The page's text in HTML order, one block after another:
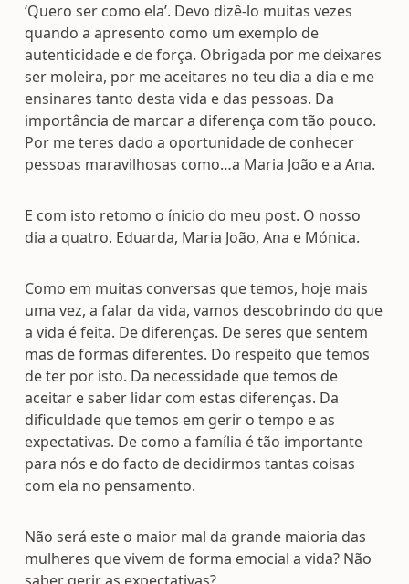
‘Quero ser como ela’. Devo dizê-lo muitas vezes
quando a apresento como um exemplo de
autenticidade e de força. Obrigada por me deixares
ser moleira, por me aceitares no teu dia a dia e me
ensinares tanto desta vida e das pessoas. Da
importância de marcar a diferença com tão pouco.
Por me teres dado a oportunidade de conhecer
pessoas maravilhosas como…a Maria João e a Ana.
E com isto retomo o ínicio do meu post. O nosso
dia a quatro. Eduarda, Maria João, Ana e Mónica.
Como em muitas conversas que temos, hoje mais
uma vez, a falar da vida, vamos descobrindo do que
a vida é feita. De diferenças. De seres que sentem
mas de formas diferentes. Do respeito que temos
de ter por isto. Da necessidade que temos de
aceitar e saber lidar com estas diferenças. Da
dificuldade que temos em gerir o tempo e as
expectativas. De como a família é tão importante
para nós e do facto de decidirmos tantas coisas
com ela no pensamento.
Não será este o maior mal da grande maioria das
mulheres que vivem de forma emocial a vida? Não